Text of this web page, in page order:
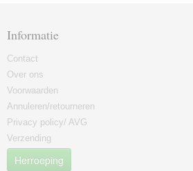
Informatie
Contact
Over ons
Voorwaarden
Annuleren/retourneren
Privacy policy/ AVG
Verzending
Herroeping